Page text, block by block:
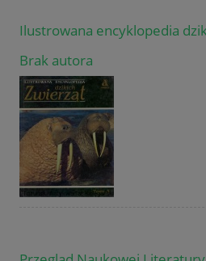
Ilustrowana encyklopedia
Brak autora